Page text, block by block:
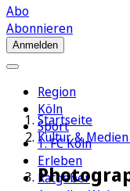
Abo
Abonnieren
Anmelden
Region
Köln
Sport
1. FC Köln
Erleben
Ratgeber
Startseite
Kultur &